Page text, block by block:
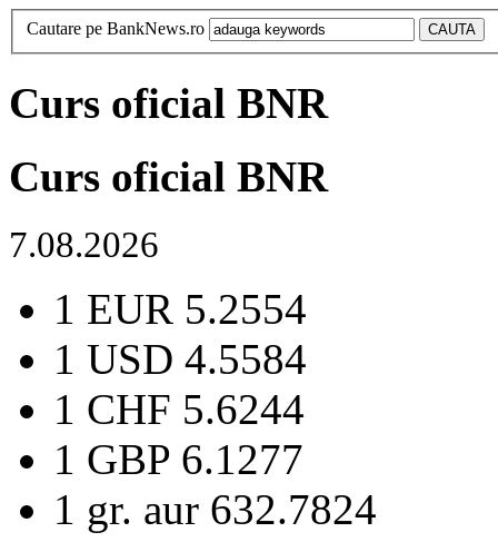
Cautare pe BankNews.ro
Curs oficial BNR
Curs oficial BNR
7.08.2026
1 EUR 5.2554
1 USD 4.5584
1 CHF 5.6244
1 GBP 6.1277
1 gr. aur 632.7824